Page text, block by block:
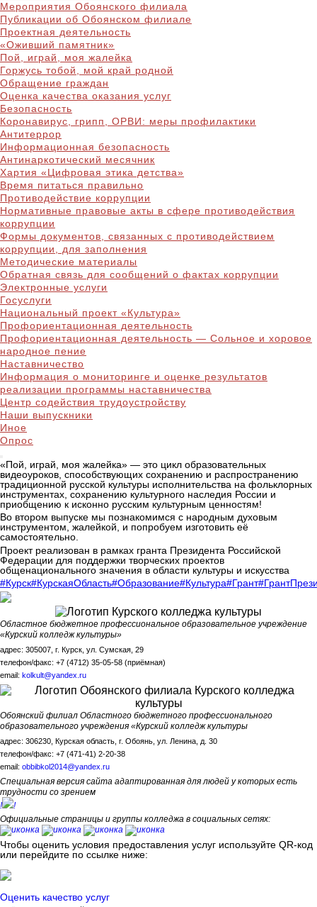
Мероприятия Обоянского филиала
Публикации об Обоянском филиале
Проектная деятельность
«Оживший памятник»
Пой, играй, моя жалейка
Горжусь тобой, мой край родной
Обращение граждан
Оценка качества оказания услуг
Безопасность
Коронавирус, грипп, ОРВИ: меры профилактики
Антитеррор
Информационная безопасность
Антинаркотический месячник
Хартия «Цифровая этика детства»
Время питаться правильно
Противодействие коррупции
Нормативные правовые акты в сфере противодействия
коррупции
Формы документов, связанных с противодействием
коррупции, для заполнения
Методические материалы
Обратная связь для сообщений о фактах коррупции
Электронные услуги
Госуслуги
Национальный проект «Культура»
Профориентационная деятельность
Профориентационная деятельность — Сольное и хоровое
народное пение
Наставничество
Информация о мониторинге и оценке результатов
реализации программы наставничества
Центр содействия трудоустройству
Наши выпускники
Иное
Опрос
«Пой, играй, моя жалейка» — это цикл образовательных
видеоуроков, способствующих сохранению и распространению
традиционной русской культуры исполнительства на фольклорных
инструментах, сохранению культурного наследия России и
приобщению к исконно русским культурным ценностям!
Во втором выпуске мы познакомимся с народным духовым
инструментом, жалейкой, и попробуем изготовить её
самостоятельно.
Проект реализован в рамках гранта Президента Российской
Федерации для поддержки творческих проектов
общенационального значения в области культуры и искусства
#Курск#КурскаяОбласть#Образование#Культура#Грант
Областное бюджетное профессиональное образовательное учреждение
«Курский колледж культуры»
адрес: 305007, г. Курск, ул. Сумская, 29
телефон/факс: +7 (4712) 35-05-58 (приёмная)
email: kolkult@yandex.ru
Обоянский филиал Областного бюджетного профессионального
образовательного учреждения «Курский колледж культуры
адрес: 306230, Курская область, г. Обоянь, ул. Ленина, д. 30
телефон/факс: +7 (471-41) 2-20-38
email: obbibkol2014@yandex.ru
Специальная версия сайта адаптированная для людей у которых есть
трудности со зрением
!
!
Официальные страницы и группы колледжа в социальных сетях:
Чтобы оценить условия предоставления услуг используйте QR-код
или перейдите по ссылке ниже:
Оценить качество услуг